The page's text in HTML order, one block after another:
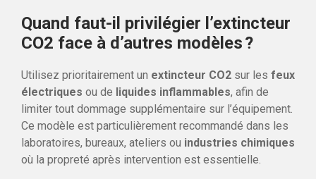
Quand faut-il privilégier l’extincteur
CO2 face à d’autres modèles ?
Utilisez prioritairement un extincteur CO2 sur les feux
électriques ou de liquides inflammables, afin de
limiter tout dommage supplémentaire sur l’équipement.
Ce modèle est particulièrement recommandé dans les
laboratoires, bureaux, ateliers ou industries chimiques
où la propreté après intervention est essentielle.